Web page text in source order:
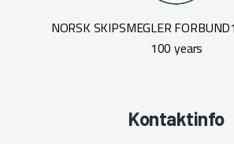
NORSK SKIPSMEGLER FORBUND
100 years
Kontaktinfo